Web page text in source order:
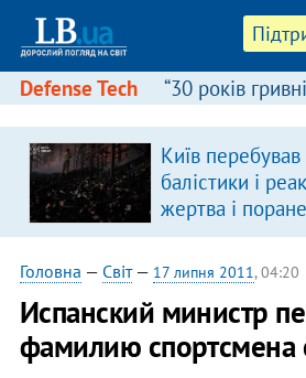
Defense Tech “30 років
Київ
балістики і
жертва і
Головна — Світ— 17 липня 2011, 04:20
Испанский министр
фамилию спортсмена